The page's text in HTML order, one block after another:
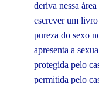
deriva nessa
escrever um
pureza do sexo
apresenta a
protegida pelo
permitida pelo